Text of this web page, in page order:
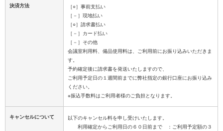
決済方法
［○］事前支払い
［－］現地払い
［○］請求書払い
［－］カード払い
［－］その他
会議室利用料、備品使用料は、ご利用前にお振り込みいただきま
す。
予約確定後に請求書を発送いたしますので、
ご利用予定日の１週間前までに弊社指定の銀行口座にお振り込み
ください。
キャンセルについて
以下のキャンセル料を申し受けいたします。
利用確定からご利用日の６０日前まで ：ご利用予定額の３